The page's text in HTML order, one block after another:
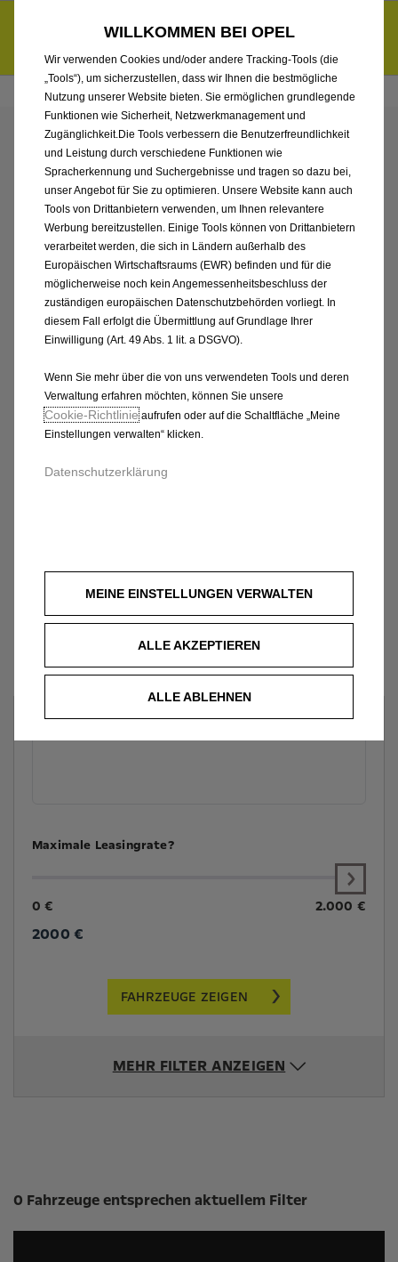
6.000 € staatliche Förderungsprämie für E-Autos und Plug-in-
Hybride. Mehr erfahren >>
ENTDECKEN SIE ALLE
FRONTERA NEUWAGEN
VON AUTO GERLACH
WESTERWALD GMBH
Welches Fahrzeug?
Maximale Leasingrate?
0 € 2.000 €
2000 €
FAHRZEUGE ZEIGEN
MEHR FILTER ANZEIGEN
Suchergebnisse
0 Fahrzeuge entsprechen aktuellem Filter
WILLKOMMEN BEI OPEL
Wir verwenden Cookies und/oder andere Tracking-Tools (die
„Tools“), um sicherzustellen, dass wir Ihnen die bestmögliche
Nutzung unserer Website bieten. Sie ermöglichen grundlegende
Funktionen wie Sicherheit, Netzwerkmanagement und
Zugänglichkeit.Die Tools verbessern die Benutzerfreundlichkeit
und Leistung durch verschiedene Funktionen wie
Spracherkennung und Suchergebnisse und tragen so dazu bei,
unser Angebot für Sie zu optimieren. Unsere Website kann auch
Tools von Drittanbietern verwenden, um Ihnen relevantere
Werbung bereitzustellen. Einige Tools können von Drittanbietern
verarbeitet werden, die sich in Ländern außerhalb des
Europäischen Wirtschaftsraums (EWR) befinden und für die
möglicherweise noch kein Angemessenheitsbeschluss der
zuständigen europäischen Datenschutzbehörden vorliegt. In
diesem Fall erfolgt die Übermittlung auf Grundlage Ihrer
Einwilligung (Art. 49 Abs. 1 lit. a DSGVO).
Wenn Sie mehr über die von uns verwendeten Tools und deren
Verwaltung erfahren möchten, können Sie unsere
Cookie‑Richtlinieaufrufen oder auf die Schaltfläche „Meine
Einstellungen verwalten“ klicken.
Datenschutzerklärung
MEINE EINSTELLUNGEN VERWALTEN
ALLE AKZEPTIEREN
ALLE ABLEHNEN